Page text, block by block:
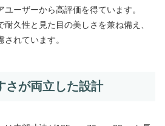
ーザーから高評価を得ています。
久性と見た目の美しさを兼ね備え、
れています。
さが両立した設計